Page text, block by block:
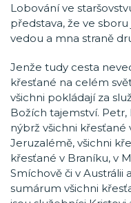
Lobování ve
představa, že ve
vedou a mna straně
Jenže tudy cesta
křesťané na celém
všichni pokládají za
Božích tajemství. Petr,
nýbrž všichni křesťané
Jeruzalémě, všichni
křesťané v Braníku, v
Smíchově či v Austrálii
sumárum všichni